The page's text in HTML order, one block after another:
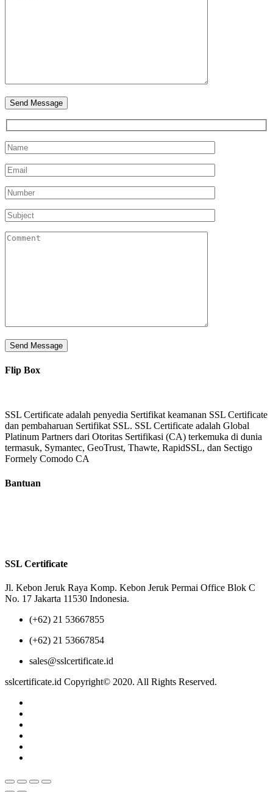
Flip Box
SSL Certificate adalah penyedia Sertifikat keamanan SSL Certificate
dan pembaharuan Sertifikat SSL. SSL Certificate adalah Global
Platinum Partners dari Otoritas Sertifikasi (CA) terkemuka di dunia
termasuk, Symantec, GeoTrust, Thawte, RapidSSL, dan Sectigo
Formely Comodo CA
Bantuan
SSL Certificate
Jl. Kebon Jeruk Raya Komp. Kebon Jeruk Permai Office Blok C
No. 17 Jakarta 11530 Indonesia.
(+62) 21 53667855
(+62) 21 53667854
sales@sslcertificate.id
sslcertificate.id Copyright© 2020. All Rights Reserved.